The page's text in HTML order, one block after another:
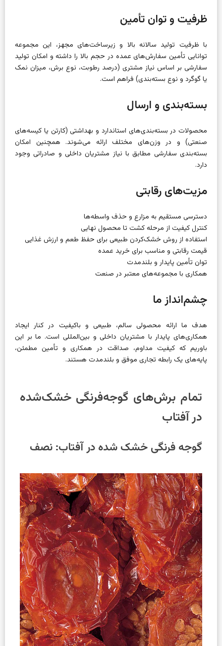
ظرفیت و توان تأمین
با ظرفیت تولید سالانه بالا و زیرساخت‌های مجهز، این مجموعه
توانایی تأمین سفارش‌های عمده در حجم بالا را داشته و امکان تولید
سفارشی بر اساس نیاز مشتری (درصد رطوبت، نوع برش، میزان نمک
یا گوگرد و نوع بسته‌بندی) فراهم است.
بسته‌بندی و ارسال
محصولات در بسته‌بندی‌های استاندارد و بهداشتی (کارتن یا کیسه‌های
صنعتی) و در وزن‌های مختلف ارائه می‌شوند. همچنین امکان
بسته‌بندی سفارشی مطابق با نیاز مشتریان داخلی و صادراتی وجود
دارد.
مزیت‌های رقابتی
دسترسی مستقیم به مزارع و حذف واسطه‌ها
کنترل کیفیت از مرحله کشت تا محصول نهایی
استفاده از روش خشک‌کردن طبیعی برای حفظ طعم و ارزش غذایی
قیمت رقابتی و مناسب برای خرید عمده
توان تأمین پایدار و بلندمدت
همکاری با مجموعه‌های معتبر در صنعت
چشم‌انداز ما
هدف ما ارائه محصولی سالم، طبیعی و باکیفیت در کنار ایجاد
همکاری‌های پایدار با مشتریان داخلی و بین‌المللی است. ما بر این
باوریم که کیفیت مداوم، صداقت در همکاری و تأمین مطمئن،
پایه‌های یک رابطه تجاری موفق و بلندمدت هستند.
تمام برش‌های گوجه‌فرنگی خشک‌شده
در آفتاب
گوجه فرنگی خشک شده در آفتاب: نصف